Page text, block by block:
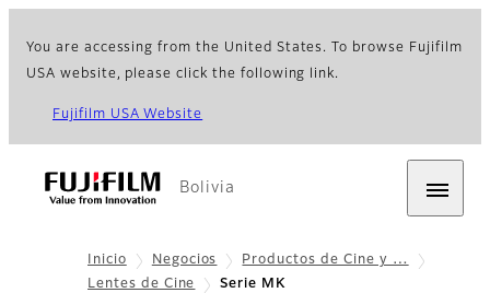
You are accessing from the United States. To browse Fujifilm
USA website, please click the following link.
Fujifilm USA Website
Bolivia
Inicio Negocios
Productos de Cine y …
Lentes de Cine
Serie MK